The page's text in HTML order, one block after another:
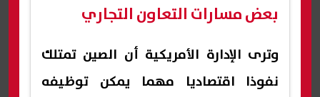
بعض مسارات التعاون التجاري
وترى الإدارة الأمريكية أن الصين تمتلك
نفوذا اقتصاديا مهما يمكن توظيفه